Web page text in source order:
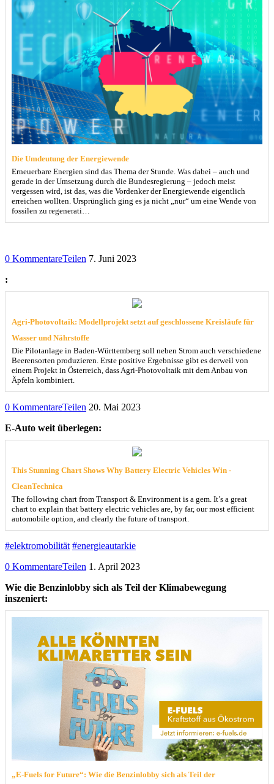
Die Umdeutung der Energiewende
Erneuerbare Energien sind das Thema der Stunde. Was dabei – auch und
gerade in der Umsetzung durch die Bundesregierung – jedoch meist
vergessen wird, ist das, was die Vordenker der Energiewende eigentlich
erreichen wollten. Ursprünglich ging es ja nicht „nur“ um eine Wende von
fossilen zu regenerati…
0 KommentareTeilen 7. Juni 2023
:
Agri-Photovoltaik: Modellprojekt setzt auf geschlossene Kreisläufe für
Wasser und Nährstoffe
Die Pilotanlage in Baden-Württemberg soll neben Strom auch verschiedene
Beerensorten produzieren. Erste positive Ergebnisse gibt es derweil von
einem Projekt in Österreich, dass Agri-Photovoltaik mit dem Anbau von
Äpfeln kombiniert.
0 KommentareTeilen 20. Mai 2023
E-Auto weit überlegen:
This Stunning Chart Shows Why Battery Electric Vehicles Win -
CleanTechnica
The following chart from Transport & Environment is a gem. It’s a great
chart to explain that battery electric vehicles are, by far, our most efficient
automobile option, and clearly the future of transport.
#elektromobilität #energieautarkie
0 KommentareTeilen 1. April 2023
Wie die Benzinlobby sich als Teil der Klimabewegung
inszeniert:
„E-Fuels for Future“: Wie die Benzinlobby sich als Teil der